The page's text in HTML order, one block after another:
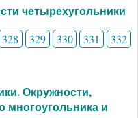
четырехугольники
328 329 330 331
332
Окружности,
многоугольника и